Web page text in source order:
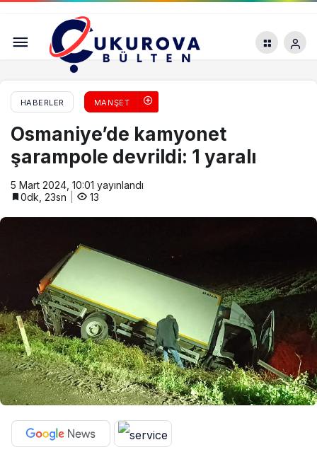
HABERLER MANŞET
Osmaniye’de kamyonet
şarampole devrildi: 1 yaralı
5 Mart 2024, 10:01 yayınlandı
0dk, 23sn
13
Mersin, Asfalt, Toprak ve Beton Laboratuvarı’nı
hayata geçirdi